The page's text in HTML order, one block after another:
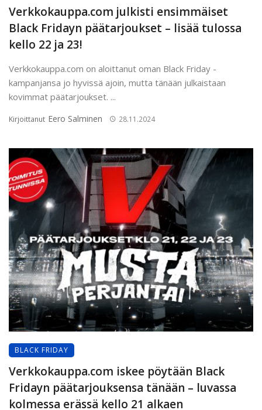
Verkkokauppa.com julkisti ensimmäiset
Black Fridayn päätarjoukset – lisää tulossa
kello 22 ja 23!
Verkkokauppa.com on aloittanut oman Black Friday -
kampanjansa jo hyvissä ajoin, mutta tänään julkaistaan
kovimmat päätarjoukset. ...
Kirjoittanut Eero Salminen 28.11.2024
BLACK FRIDAY
Verkkokauppa.com iskee pöytään Black
Fridayn päätarjouksensa tänään – luvassa
kolmessa erässä kello 21 alkaen